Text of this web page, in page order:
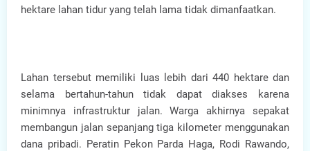
hektare lahan tidur yang telah lama tidak dimanfaatkan.
Lahan tersebut memiliki luas lebih dari 440 hektare dan
selama bertahun-tahun tidak dapat diakses karena
minimnya infrastruktur jalan. Warga akhirnya sepakat
membangun jalan sepanjang tiga kilometer menggunakan
dana pribadi. Peratin Pekon Parda Haga, Rodi Rawando,